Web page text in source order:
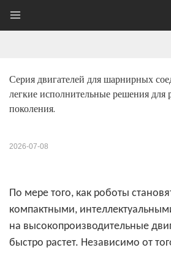
Серия двигателей для шарнирных
легкие исполнительные решения для
поколения.
2026-07-08
По мере того, как роботы
компактными,
на высокопроизводительные
быстро растет. Независимо от